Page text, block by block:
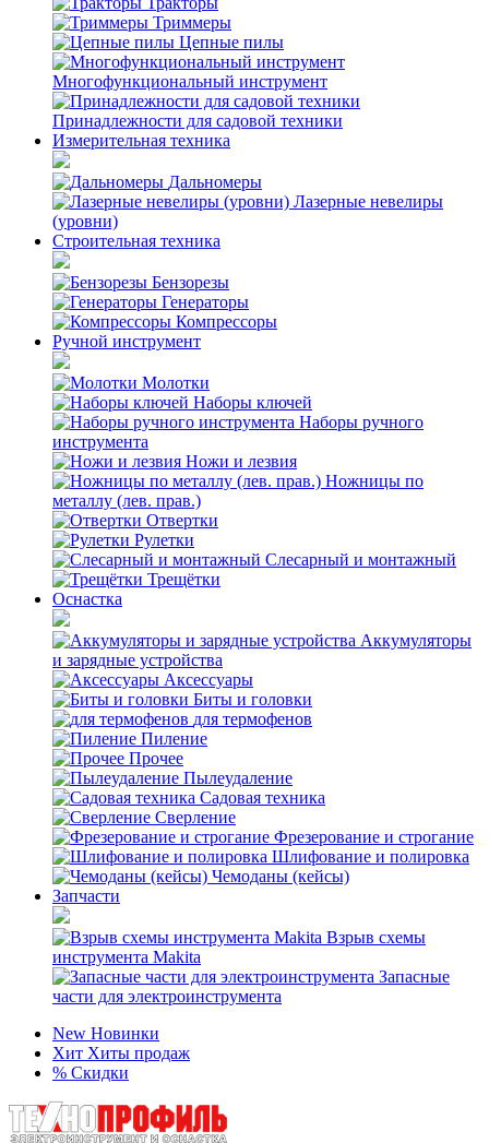
Триммеры
Цепные пилы
Многофункциональный инструмент
Принадлежности для садовой техники
Измерительная техника
Дальномеры
Лазерные невелиры
(уровни)
Строительная техника
Бензорезы
Генераторы
Компрессоры
Ручной инструмент
Молотки
Наборы ключей
Наборы ручного
инструмента
Ножи и лезвия
Ножницы по
металлу (лев. прав.)
Отвертки
Рулетки
Слесарный и монтажный
Трещётки
Оснастка
Аккумуляторы
и зарядные устройства
Аксессуары
Биты и головки
для термофенов
Пиление
Прочее
Пылеудаление
Садовая техника
Сверление
Фрезерование и строгание
Шлифование и полировка
Чемоданы (кейсы)
Запчасти
Взрыв схемы
инструмента Makita
Запасные
части для электроинструмента
New Новинки
Хит Хиты продаж
% Скидки